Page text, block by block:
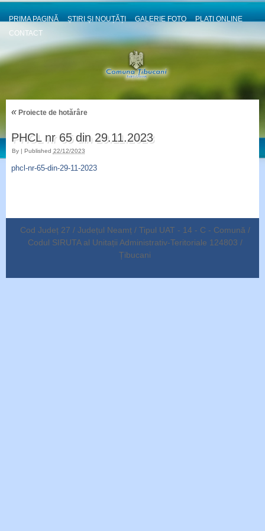
PRIMA PAGINĂ ȘTIRI ȘI NOUȚĂȚI GALERIE FOTO
PLATI ONLINE
CONTACT
«Proiecte de hotărâre
PHCL nr 65 din 29.11.2023
By | Published 22/12/2023
phcl-nr-65-din-29-11-2023
Cod Județ 27 / Județul Neamț / Tipul UAT - 14 - C - Comună /
Codul SIRUTA al Unitații Administrativ-Teritoriale 124803 /
Țibucani